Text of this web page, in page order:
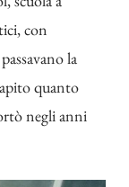
con
la
quanto
negli anni